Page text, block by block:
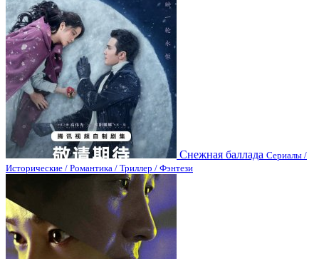
Снежная баллада Сериалы /
Исторические / Романтика / Триллер / Фэнтези